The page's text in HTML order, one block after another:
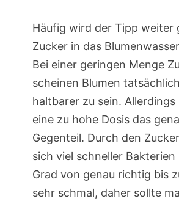
Häufig wird der Tipp weiter
Zucker in das
Bei einer geringen Menge
scheinen Blumen
haltbarer zu sein.
eine zu hohe Dosis das
Gegenteil. Durch den
sich viel schneller Bakterien
Grad von genau richtig bis
sehr schmal, daher sollte